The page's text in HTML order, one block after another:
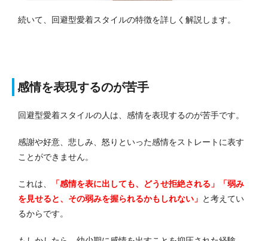
続いて、回避型愛着スタイルの特徴を詳しく解説します。
感情を表現するのが苦手
回避型愛着スタイルの人は、感情を表現するのが苦手です。
感謝や好意、悲しみ、怒りといった感情をストレートに表す
ことができません。
これは、
「感情を表に出しても、どうせ拒絶される」「弱み
を見せると、その弱みを握られるかもしれない」 と考えてい
るからです。